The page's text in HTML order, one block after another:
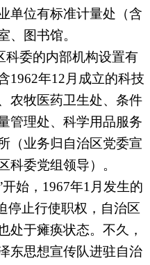
单位有标准计量处（含
、图书馆。
科委的内部机构设置有
1962年12月成立的科技
农牧医药卫生处、条件
管理处、科学用品服务
（业务归自治区党委宣
科委党组领导）。
始，1967年1月发生的
停止行使职权，自治区
处于瘫痪状态。不久，
东思想宣传队进驻自治